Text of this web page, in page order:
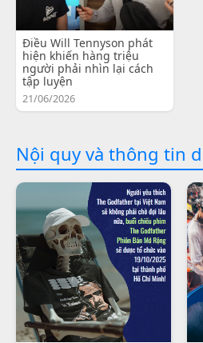
Điều Will Tennyson phát
hiện khiến hàng triệu
người phải nhìn lại cách
tập luyện
21/06/2026
Nội quy và thông tin